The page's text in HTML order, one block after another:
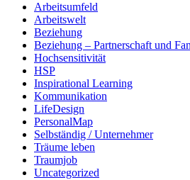
Arbeitsumfeld
Arbeitswelt
Beziehung
Beziehung – Partnerschaft und
Hochsensitivität
HSP
Inspirational Learning
Kommunikation
LifeDesign
PersonalMap
Selbständig / Unternehmer
Träume leben
Traumjob
Uncategorized